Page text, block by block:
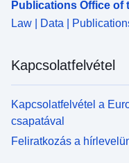
Publications Office of
Law | Data |
Kapcsolatfelvétel
Kapcsolatfelvétel a
csapatával
Feliratkozás a